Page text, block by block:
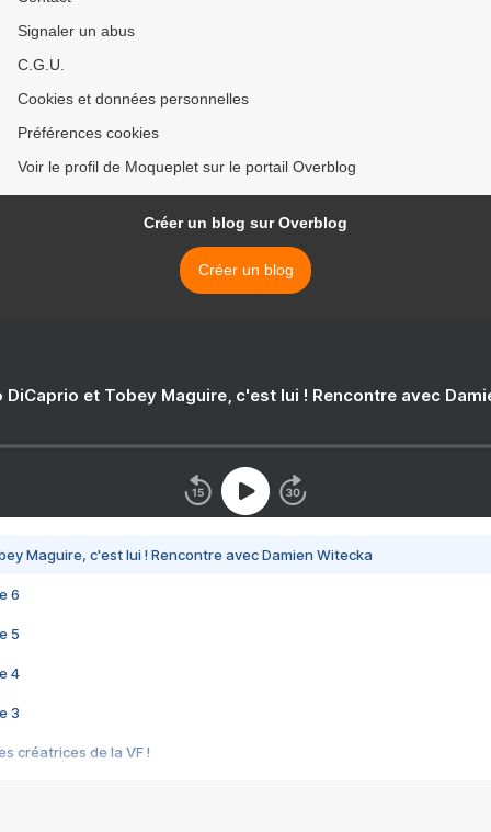
Signaler un abus
C.G.U.
Cookies et données personnelles
Préférences cookies
Voir le profil de Moqueplet sur le portail Overblog
Créer un blog sur Overblog
Créer un blog
DiCaprio et Tobey Maguire, c'est lui ! Rencontre avec
Maguire, c'est lui ! Rencontre avec Damien Witecka
6
5
4
3
créatrices de la VF !